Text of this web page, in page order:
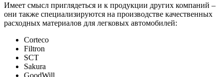
Имеет смысл приглядеться и к продукции других компаний –
они также специализируются на производстве качественных
расходных материалов для легковых автомобилей:
Corteco
Filtron
SCT
Sakura
GoodWill